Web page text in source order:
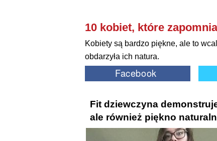
10 kobiet, które
Kobiety są bardzo piękne, ale to
obdarzyła ich natura.
Fit dziewczyna
ale również piękno